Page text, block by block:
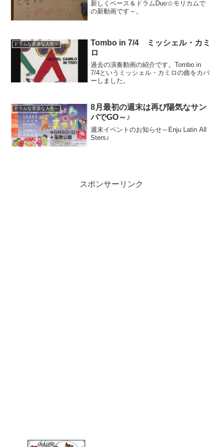
新しくベース＆ドラムDuo☆モリカムで
の新動画です～。
ドラムな音楽な人生～
Tombo in 7/4 ミッシェル・カミ
ロ
過去の演奏動画の紹介です。Tombo in
7/4というミッシェル・カミロの曲をカバ
ーしました。
ドラムな音楽な人生～
8月最初の週末は再び陽気なサン
バでGO～♪
週末イベントのお知らせ～Enju Latin All
Sters♪
スポンサーリンク